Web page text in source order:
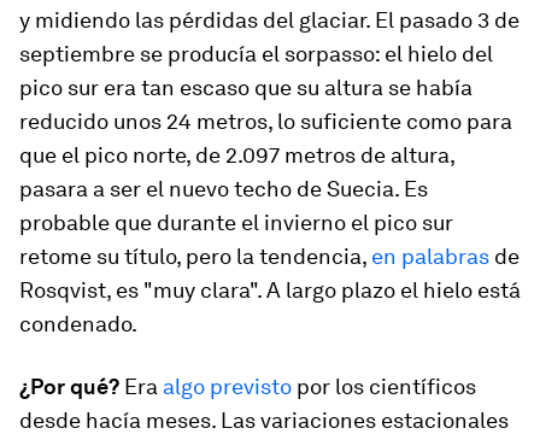
y midiendo las pérdidas del glaciar. El pasado 3 de
septiembre se producía el sorpasso: el hielo del
pico sur era tan escaso que su altura se había
reducido unos 24 metros, lo suficiente como para
que el pico norte, de 2.097 metros de altura,
pasara a ser el nuevo techo de Suecia. Es
probable que durante el invierno el pico sur
retome su título, pero la tendencia, en palabras de
Rosqvist, es "muy clara". A largo plazo el hielo está
condenado.
¿Por qué? Era algo previsto por los científicos
desde hacía meses. Las variaciones estacionales